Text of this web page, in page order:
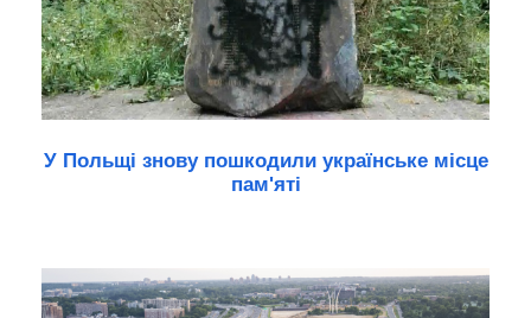
У Польщі знову пошкодили українське місце
пам'яті